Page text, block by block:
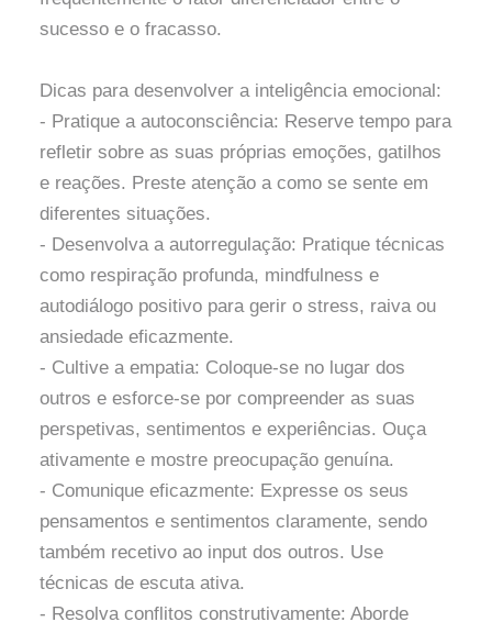
sucesso e o fracasso.
Dicas para desenvolver a inteligência emocional:
- Pratique a autoconsciência: Reserve tempo para
refletir sobre as suas próprias emoções, gatilhos
e reações. Preste atenção a como se sente em
diferentes situações.
- Desenvolva a autorregulação: Pratique técnicas
como respiração profunda, mindfulness e
autodiálogo positivo para gerir o stress, raiva ou
ansiedade eficazmente.
- Cultive a empatia: Coloque-se no lugar dos
outros e esforce-se por compreender as suas
perspetivas, sentimentos e experiências. Ouça
ativamente e mostre preocupação genuína.
- Comunique eficazmente: Expresse os seus
pensamentos e sentimentos claramente, sendo
também recetivo ao input dos outros. Use
técnicas de escuta ativa.
- Resolva conflitos construtivamente: Aborde